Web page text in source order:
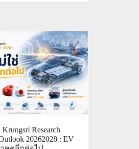
Research
20262028 : EV